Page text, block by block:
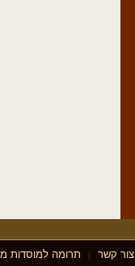
צור קשר | תרומה למוסדות